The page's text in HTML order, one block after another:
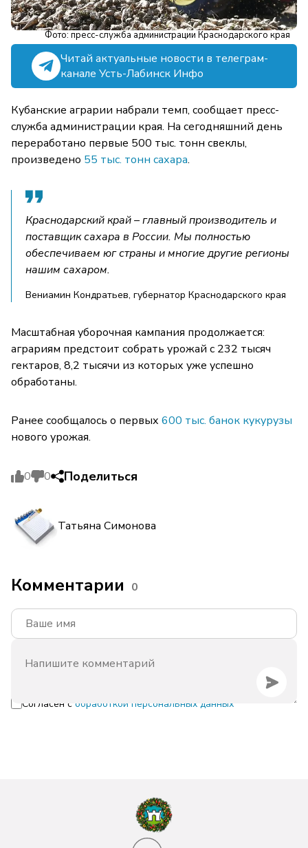
Фото: пресс-служба администрации Краснодарского края
Читай актуальные новости в телеграм-
канале Усть-Лабинск Инфо
Кубанские аграрии набрали темп, сообщает пресс-
служба администрации края. На сегодняшний день
переработано первые 500 тыс. тонн свеклы,
произведено 55 тыс. тонн сахара.
Краснодарский край – главный производитель и
поставщик сахара в России. Мы полностью
обеспечиваем юг страны и многие другие регионы
нашим сахаром.
Вениамин Кондратьев, губернатор Краснодарского края
Масштабная уборочная кампания продолжается:
аграриям предстоит собрать урожай с 232 тысяч
гектаров, 8,2 тысячи из которых уже успешно
обработаны.
Ранее сообщалось о первых 600 тыс. банок кукурузы
нового урожая.
0 0 Поделиться
Татьяна Симонова
Комментарии 0
Согласен с обработкой персональных данных